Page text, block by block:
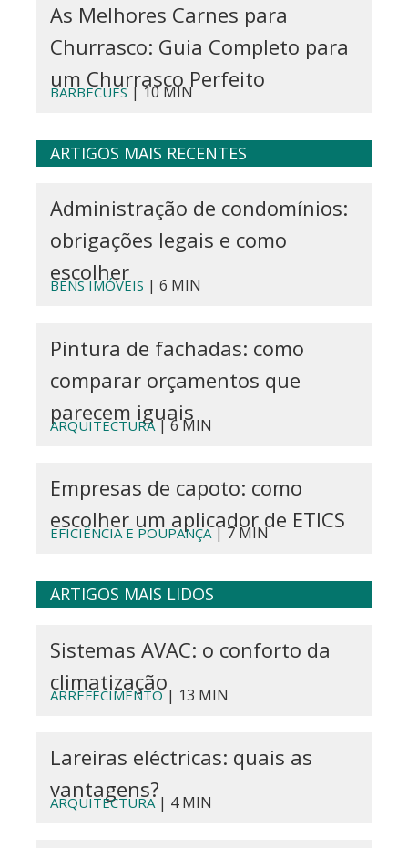
As Melhores Carnes para
Churrasco: Guia Completo para
um Churrasco Perfeito
BARBECUES| 10 MIN
ARTIGOS MAIS RECENTES
Administração de condomínios:
obrigações legais e como
escolher
BENS IMÓVEIS | 6 MIN
Pintura de fachadas: como
comparar orçamentos que
parecem iguais
ARQUITECTURA| 6 MIN
Empresas de capoto: como
escolher um aplicador de ETICS
EFICIÊNCIA E POUPANÇA| 7 MIN
ARTIGOS MAIS LIDOS
Sistemas AVAC: o conforto da
climatização
ARREFECIMENTO| 13 MIN
Lareiras eléctricas: quais as
vantagens?
ARQUITECTURA| 4 MIN